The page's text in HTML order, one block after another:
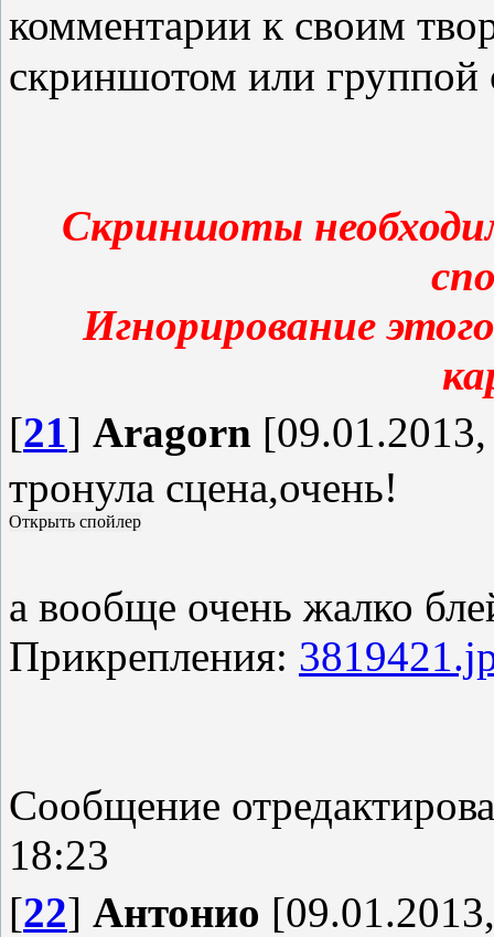
комментарии к своим
скриншотом или
Скриншоты
Игнорирование
[21] Aragorn
тронула сцена,очень!
а вообще очень жалко
Прикрепления:
Сообщение
18:23
[22] Антонио